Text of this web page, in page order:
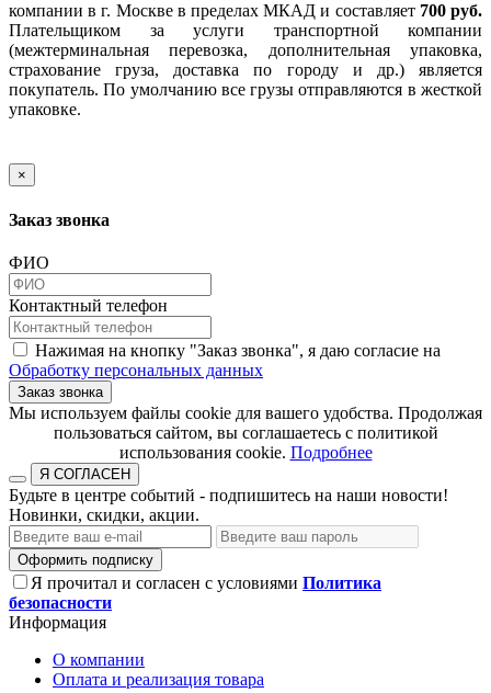
компании в г. Москве в пределах МКАД и составляет 700 руб.
Плательщиком за услуги транспортной компании
(межтерминальная перевозка, дополнительная упаковка,
страхование груза, доставка по городу и др.) является
покупатель. По умолчанию все грузы отправляются в жесткой
упаковке.
×
Заказ звонка
ФИО
Контактный телефон
Нажимая на кнопку "Заказ звонка", я даю согласие на
Обработку персональных данных
Заказ звонка
​​​​​​​Мы используем файлы cookie для вашего удобства. Продолжая
пользоваться сайтом, вы соглашаетесь с политикой
использования cookie.​​​​​​​ Подробнее
Я СОГЛАСЕН
Будьте в центре событий - подпишитесь на наши новости!
Новинки, скидки, акции.
Оформить подписку
Я прочитал и согласен с условиями Политика
безопасности
Информация
О компании
Оплата и реализация товара